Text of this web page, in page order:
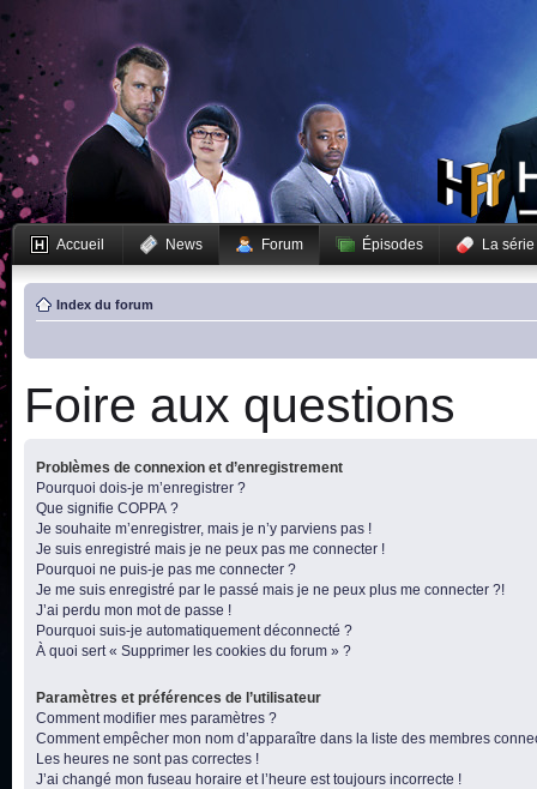
Accueil News Forum Épisodes La série
Index du forum
Foire aux questions
Problèmes de connexion et d’enregistrement
Pourquoi dois-je m’enregistrer ?
Que signifie COPPA ?
Je souhaite m’enregistrer, mais je n’y parviens pas !
Je suis enregistré mais je ne peux pas me connecter !
Pourquoi ne puis-je pas me connecter ?
Je me suis enregistré par le passé mais je ne peux plus me connecter ?!
J’ai perdu mon mot de passe !
Pourquoi suis-je automatiquement déconnecté ?
À quoi sert « Supprimer les cookies du forum » ?
Paramètres et préférences de l’utilisateur
Comment modifier mes paramètres ?
Comment empêcher mon nom d’apparaître dans la liste des membres
Les heures ne sont pas correctes !
J’ai changé mon fuseau horaire et l’heure est toujours incorrecte !